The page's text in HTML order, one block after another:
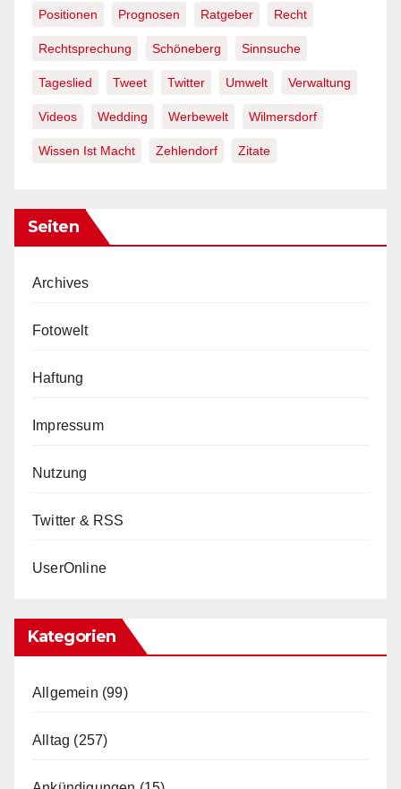
Positionen Prognosen Ratgeber Recht
Rechtsprechung Schöneberg Sinnsuche
Tageslied Tweet Twitter Umwelt Verwaltung
Videos Wedding Werbewelt Wilmersdorf
Wissen Ist Macht Zehlendorf Zitate
Seiten
Archives
Fotowelt
Haftung
Impressum
Nutzung
Twitter & RSS
UserOnline
Kategorien
Allgemein (99)
Alltag (257)